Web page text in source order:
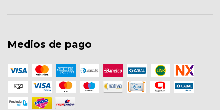
Medios de pago